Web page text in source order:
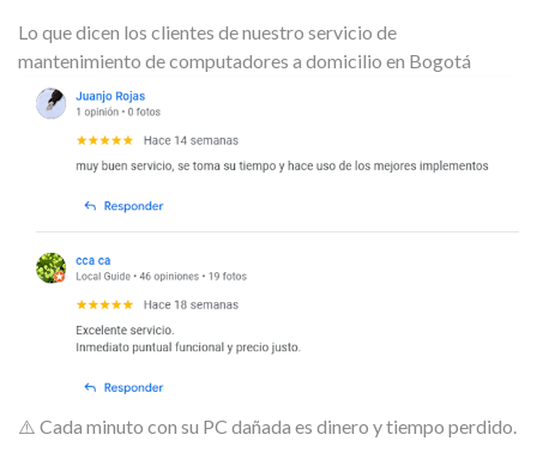
Lo que dicen los clientes de nuestro servicio de
mantenimiento de computadores a domicilio en Bogotá
⚠️ Cada minuto con su PC dañada es dinero y tiempo perdido.